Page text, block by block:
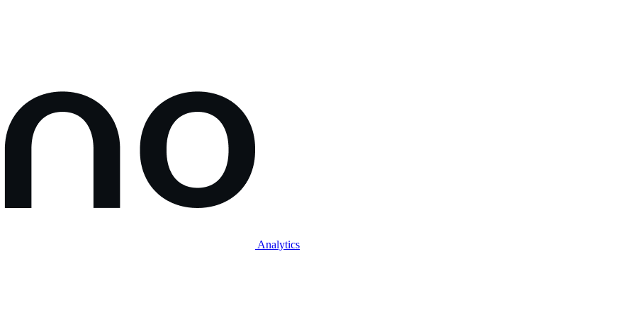
Analytics